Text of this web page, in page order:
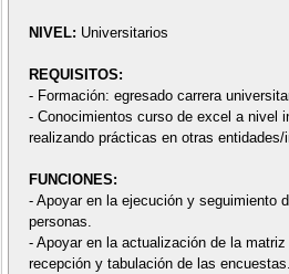
NIVEL: Universitarios
REQUISITOS:
- Formación: egresado carrera
- Conocimientos curso de excel a nivel
realizando prácticas en otras entidades/
FUNCIONES:
- Apoyar en la ejecución y seguimiento
personas.
- Apoyar en la actualización de la
recepción y tabulación de las encuestas.